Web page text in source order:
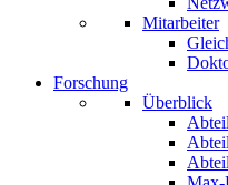
Mitarbeiter
Forschung
Überblick